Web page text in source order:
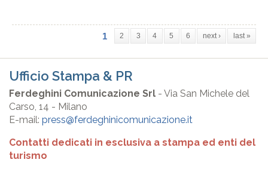
1 2 3 4 5 6 next › last »
Ufficio Stampa & PR
Ferdeghini Comunicazione Srl - Via San Michele del
Carso, 14 - Milano
E-mail: press@ferdeghinicomunicazione.it
Contatti dedicati in esclusiva a stampa ed enti del
turismo